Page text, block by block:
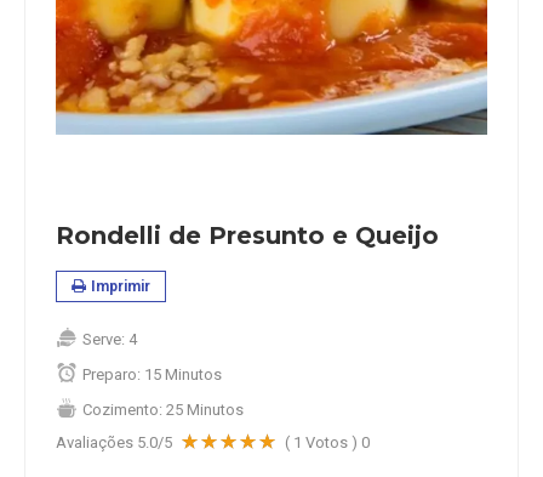
Rondelli de Presunto e Queijo
Imprimir
Serve: 4
Preparo: 15 Minutos
Cozimento: 25 Minutos
Avaliações 5.0/5 ( 1 Votos ) 0